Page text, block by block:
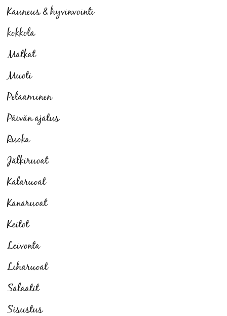
Kauneus & hyvinvointi
kokkola
Matkat
Muoti
Pelaaminen
Päivän ajatus
Ruoka
Jälkiruoat
Kalaruoat
Kanaruoat
Keitot
Leivonta
Liharuoat
Salaatit
Sisustus